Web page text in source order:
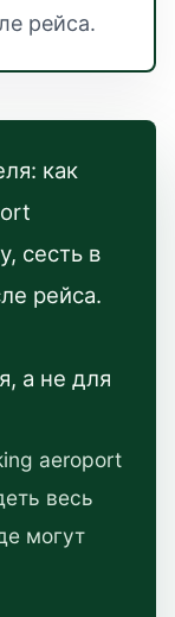
рейса.
как
сесть в
рейса.
а не для
aeroport
весь
могут